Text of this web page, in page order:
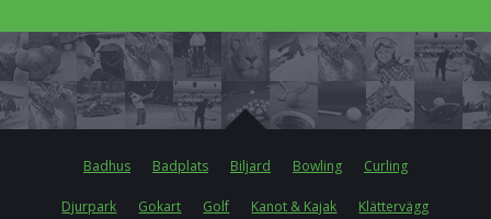
Badhus Badplats Biljard Bowling Curling
Djurpark Gokart Golf Kanot & Kajak Klättervägg